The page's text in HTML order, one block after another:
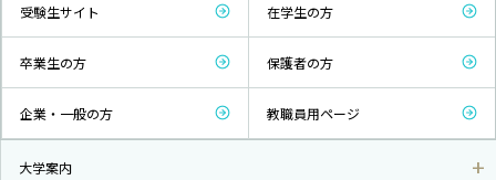
受験生サイト 在学生の方
卒業生の方 保護者の方
企業・一般の方 教職員用ページ
大学案内